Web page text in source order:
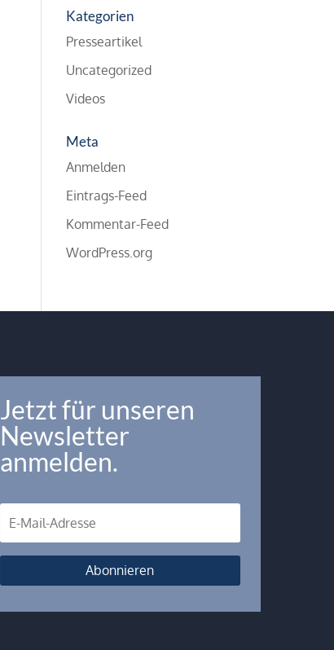
Kategorien
Presseartikel
Uncategorized
Videos
Meta
Anmelden
Eintrags-Feed
Kommentar-Feed
WordPress.org
Jetzt für unseren
Newsletter
anmelden.
Abonnieren